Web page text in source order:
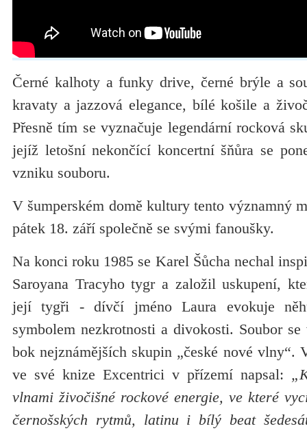
Černé kalhoty a funky drive, černé brýle a
kravaty a jazzová elegance, bílé košile a
Přesně tím se vyznačuje legendární rocková
jejíž letošní nekončící koncertní šňůra se
vzniku souboru.
V šumperském domě kultury tento významný
pátek 18. září společně se svými fanoušky.
Na konci roku 1985 se Karel Šůcha nechal
Saroyana Tracyho tygr a založil uskupení,
její tygři - dívčí jméno Laura evokuje
symbolem nezkrotnosti a divokosti. Soubor
bok nejznámějších skupin „české nové vlny“.
ve své knize Excentrici v přízemí napsal:
vlnami živočišné rockové energie, ve které
černošských rytmů, latinu i bílý beat